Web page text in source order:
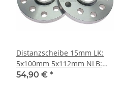
Distanzscheibe 15mm LK:
5x100mm 5x112mm NLB:
57,1mm - mit
54,90 € *